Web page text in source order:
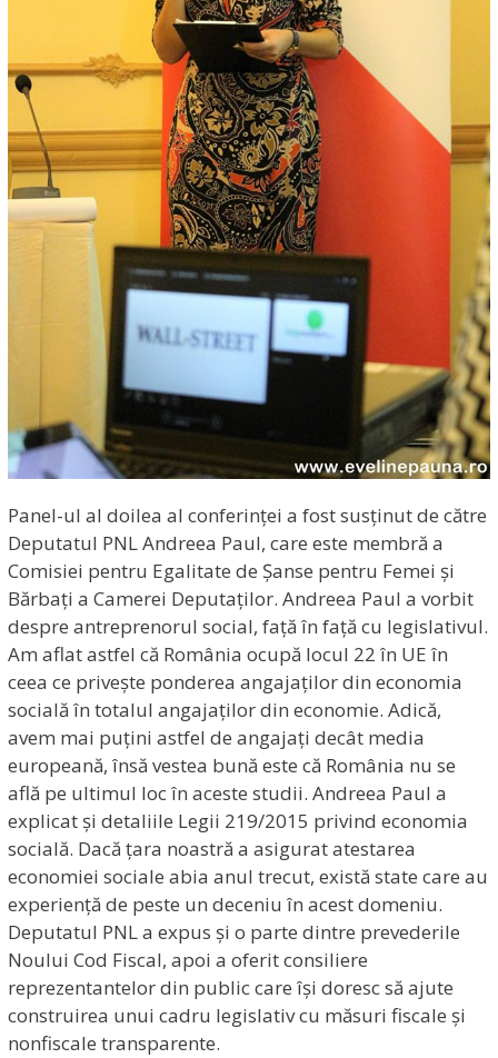
Panel-ul al doilea al conferinței a fost susținut de către
Deputatul PNL Andreea Paul, care este membră a
Comisiei pentru Egalitate de Șanse pentru Femei și
Bărbați a Camerei Deputaților. Andreea Paul a vorbit
despre antreprenorul social, față în față cu legislativul.
Am aflat astfel că România ocupă locul 22 în UE în
ceea ce privește ponderea angajaților din economia
socială în totalul angajaților din economie. Adică,
avem mai puțini astfel de angajați decât media
europeană, însă vestea bună este că România nu se
află pe ultimul loc în aceste studii. Andreea Paul a
explicat și detaliile Legii 219/2015 privind economia
socială. Dacă țara noastră a asigurat atestarea
economiei sociale abia anul trecut, există state care au
experiență de peste un deceniu în acest domeniu.
Deputatul PNL a expus și o parte dintre prevederile
Noului Cod Fiscal, apoi a oferit consiliere
reprezentantelor din public care își doresc să ajute
construirea unui cadru legislativ cu măsuri fiscale și
nonfiscale transparente.